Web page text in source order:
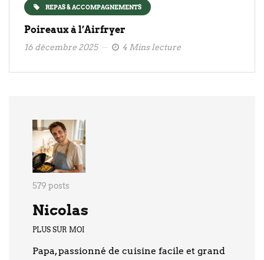
REPAS & ACCOMPAGNEMENTS
Poireaux à l’Airfryer
16 décembre 2025 4 Mins lecture
579 posts
Nicolas
PLUS SUR MOI
Papa, passionné de cuisine facile et grand